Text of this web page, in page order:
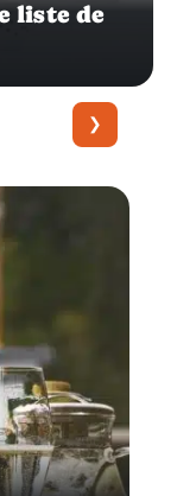
liste de